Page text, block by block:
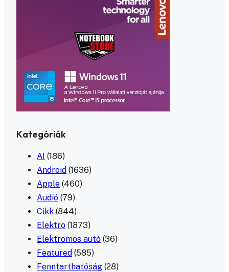
Kategóriák
AI (186)
Android (1636)
Apple (460)
Audió (79)
Cikk (844)
Elektro (1873)
Elektromos autó (36)
Featured (585)
Fenntarthatóság (28)